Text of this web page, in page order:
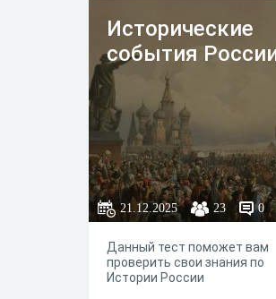
Исторические
события
21.12.2025 23 0
Данный тест поможет вам
проверить свои знания по
Истории России